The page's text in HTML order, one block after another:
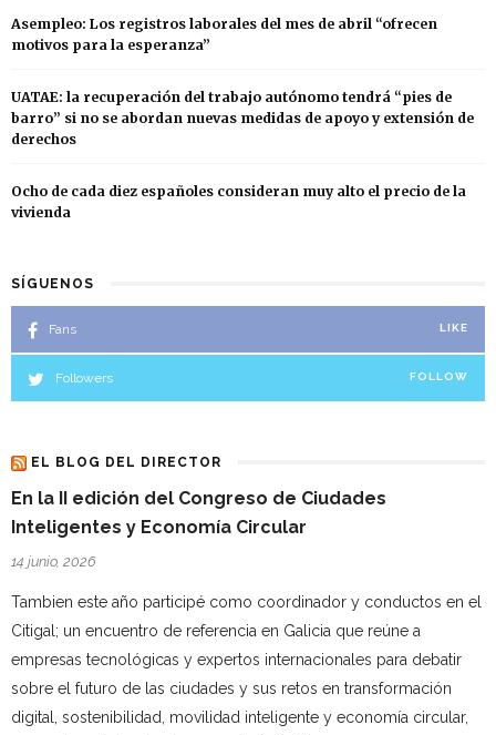
Asempleo: Los registros laborales del mes de abril “ofrecen
motivos para la esperanza”
UATAE: la recuperación del trabajo autónomo tendrá “pies de
barro” si no se abordan nuevas medidas de apoyo y extensión de
derechos
Ocho de cada diez españoles consideran muy alto el precio de la
vivienda
SÍGUENOS
Fans LIKE
Followers FOLLOW
EL BLOG DEL DIRECTOR
En la II edición del Congreso de Ciudades
Inteligentes y Economía Circular
14 junio, 2026
Tambien este año participé como coordinador y conductos en el
Citigal; un encuentro de referencia en Galicia que reúne a
empresas tecnológicas y expertos internacionales para debatir
sobre el futuro de las ciudades y sus retos en transformación
digital, sostenibilidad, movilidad inteligente y economía circular,